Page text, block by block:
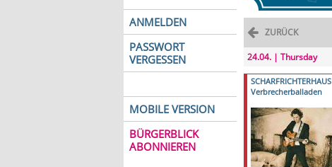
ANMELDEN
PASSWORT
VERGESSEN
MOBILE VERSION
BÜRGERBLICK
ABONNIEREN
ZURÜCK
24.04. | Thursday
SCHARFRICHTERHAUS
Verbrecherballaden